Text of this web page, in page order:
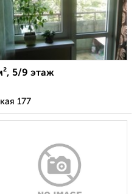
5/9 этаж
177